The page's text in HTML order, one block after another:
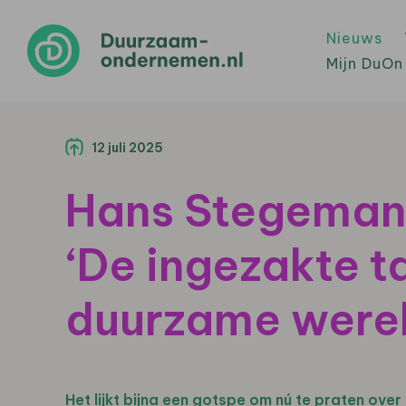
Nieuws
Mijn DuOn
12 juli 2025
Hans
‘De ingezakte
duurzame
Het lijkt bijna een gotspe om nú te praten